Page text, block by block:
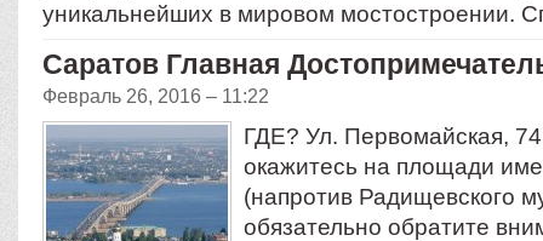
уникальнейших в мировом мостостроении.
Саратов Главная
Февраль 26, 2016 – 11:22
ГДЕ? Ул. Первомайская,
окажитесь на площади
(напротив Радищевского
обязательно обратите